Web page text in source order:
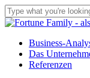
Skip
to
content
Close
Business-
Das
Referenzen